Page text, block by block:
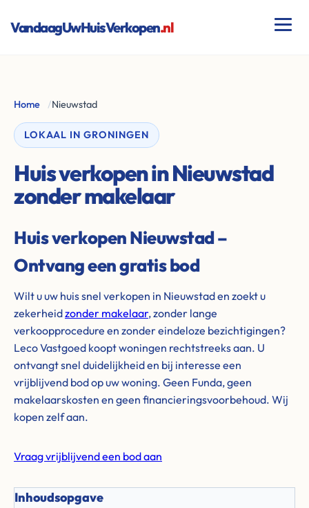
VandaagUwHuisVerkopen.nl
Home /Nieuwstad
LOKAAL IN GRONINGEN
Huis verkopen in Nieuwstad
zonder makelaar
Huis verkopen Nieuwstad –
Ontvang een gratis bod
Wilt u uw huis snel verkopen in Nieuwstad en zoekt u
zekerheidzonder makelaar, zonder lange
verkoopprocedure en zonder eindeloze bezichtigingen?
Leco Vastgoed koopt woningen rechtstreeks aan. U
ontvangt snel duidelijkheid en bij interesse een
vrijblijvend bod op uw woning. Geen Funda, geen
makelaarskosten en geen financieringsvoorbehoud. Wij
kopen zelf aan.
Vraag vrijblijvend een bod aan
Inhoudsopgave